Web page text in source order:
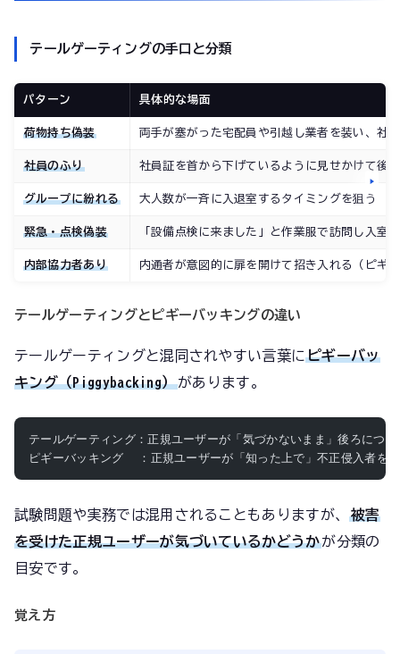
テールゲーティングの手口と分類
パターン 具体的な場面
荷物持ち偽装 両手が塞がった宅配員や引越し業者を装い、社
社員のふり 社員証を首から下げているように見せかけて後
グループに紛れる 大人数が一斉に入退室するタイミングを狙う
緊急・点検偽装 「設備点検に来ました」と作業服で訪問し入室
内部協力者あり 内通者が意図的に扉を開けて招き入れる（ピギ
テールゲーティングとピギーバッキングの違い
テールゲーティングと混同されやすい言葉にピギーバッ
キング（Piggybacking）があります。
テールゲーティング：正規ユーザーが「気づかないまま」後ろにつ
ピギーバッキング  ：正規ユーザーが「知った上で」不正侵入者を
試験問題や実務では混用されることもありますが、被害
を受けた正規ユーザーが気づいているかどうかが分類の
目安です。
覚え方